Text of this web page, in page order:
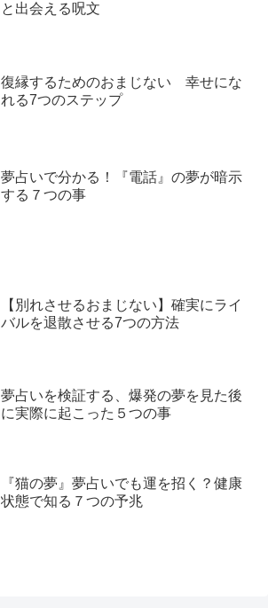
と出会える呪文
復縁するためのおまじない 幸せにな
れる7つのステップ
夢占いで分かる！『電話』の夢が暗示
する７つの事
【別れさせるおまじない】確実にライ
バルを退散させる7つの方法
夢占いを検証する、爆発の夢を見た後
に実際に起こった５つの事
『猫の夢』夢占いでも運を招く？健康
状態で知る７つの予兆